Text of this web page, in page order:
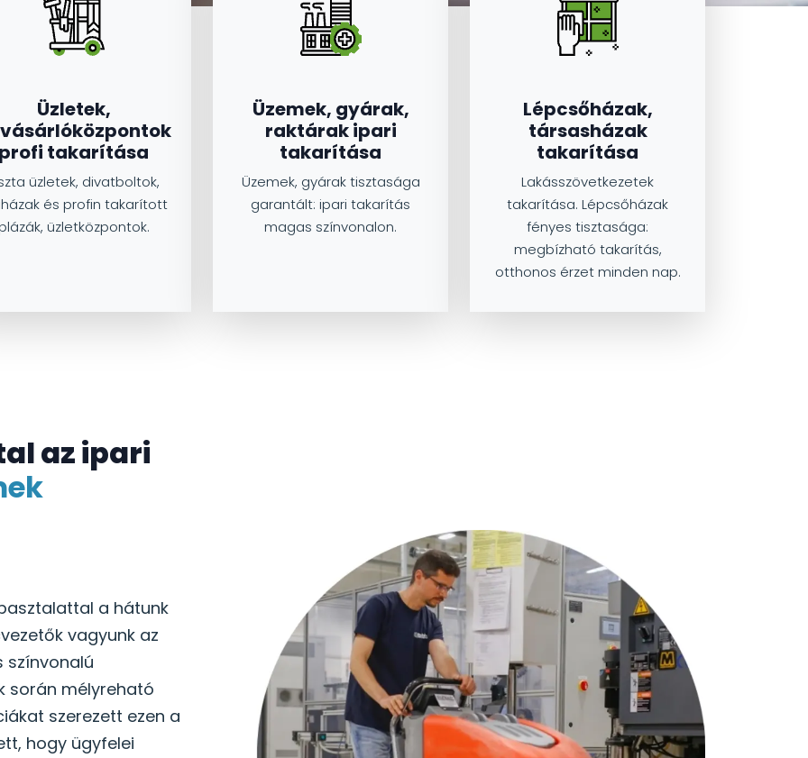
Üzletek,
profi takarítása
üzletek, divatboltok,
és profin takarított
üzletközpontok.
Üzemek, gyárak,
raktárak ipari
takarítása
Üzemek, gyárak tisztasága
garantált: ipari takarítás
magas színvonalon.
Lépcsőházak,
társasházak
takarítása
Lakásszövetkezetek
takarítása. Lépcsőházak
fényes tisztasága:
megbízható takarítás,
otthonos érzet minden nap.
az ipari
a hátunk
vagyunk az
színvonalú
során mélyreható
szerezett ezen a
hogy ügyfelei